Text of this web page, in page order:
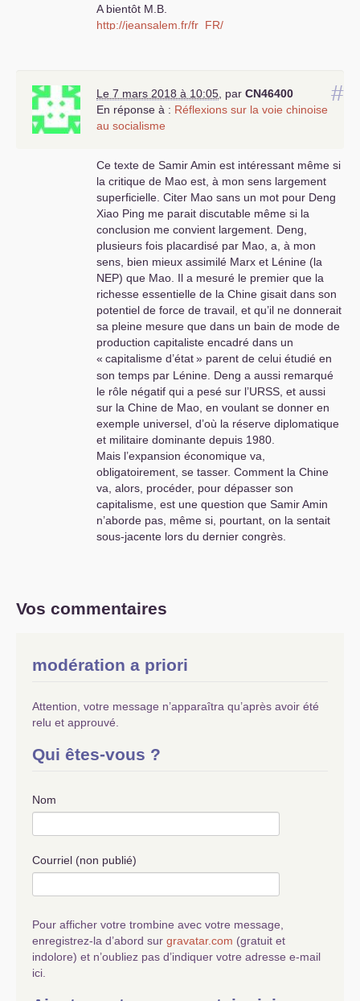
A bientôt M.B.
http://jeansalem.fr/fr_FR/
2018
#
Le 7 mars 2018 à 10:05 par CN46400
En réponse à : Réflexions sur la voie chinoise
au socialisme
Ce texte de Samir Amin est intéressant même si
la critique de Mao est, à mon sens largement
superficielle. Citer Mao sans un mot pour Deng
Xiao Ping me parait discutable même si la
conclusion me convient largement. Deng,
plusieurs fois placardisé par Mao, a, à mon
sens, bien mieux assimilé Marx et Lénine (la
NEP) que Mao. Il a mesuré le premier que la
richesse essentielle de la Chine gisait dans son
potentiel de force de travail, et qu’il ne donnerait
sa pleine mesure que dans un bain de mode de
production capitaliste encadré dans un
« capitalisme d’état» parent de celui étudié en
son temps par Lénine. Deng a aussi remarqué
le rôle négatif qui a pesé sur l’URSS , et aussi
sur la Chine de Mao, en voulant se donner en
exemple universel, d’où la réserve diplomatique
et militaire dominante depuis 1980.
Mais l’expansion économique va,
obligatoirement, se tasser. Comment la Chine
va, alors, procéder, pour dépasser son
capitalisme, est une question que Samir Amin
n’aborde pas, même si, pourtant, on la sentait
sous-jacente lors du dernier congrès.
Vos commentaires
modération a priori
Attention, votre message n’apparaîtra qu’après avoir été
relu et approuvé.
Qui êtes-vous ?
Nom
Courriel (non publié)
Pour afficher votre trombine avec votre message,
enregistrez-la d’abord sur gravatar.com (gratuit et
indolore) et n’oubliez pas d’indiquer votre adresse e-mail
ici.